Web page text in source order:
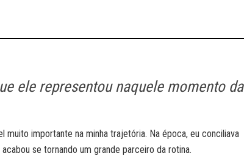
ele representou naquele momento da
importante na minha trajetória. Na época, eu conciliava
se tornando um grande parceiro da rotina.